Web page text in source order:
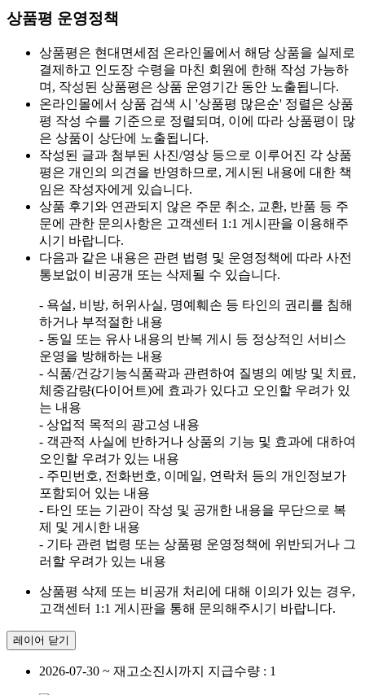
상품평 운영정책
상품평은 현대면세점 온라인몰에서 해당 상품을 실제로
결제하고 인도장 수령을 마친 회원에 한해 작성 가능하
며, 작성된 상품평은 상품 운영기간 동안 노출됩니다.
온라인몰에서 상품 검색 시 '상품평 많은순' 정렬은 상품
평 작성 수를 기준으로 정렬되며, 이에 따라 상품평이 많
은 상품이 상단에 노출됩니다.
작성된 글과 첨부된 사진/영상 등으로 이루어진 각 상품
평은 개인의 의견을 반영하므로, 게시된 내용에 대한 책
임은 작성자에게 있습니다.
상품 후기와 연관되지 않은 주문 취소, 교환, 반품 등 주
문에 관한 문의사항은 고객센터 1:1 게시판을 이용해주
시기 바랍니다.
다음과 같은 내용은 관련 법령 및 운영정책에 따라 사전
통보없이 비공개 또는 삭제될 수 있습니다.
- 욕설, 비방, 허위사실, 명예훼손 등 타인의 권리를 침해
하거나 부적절한 내용
- 동일 또는 유사 내용의 반복 게시 등 정상적인 서비스
운영을 방해하는 내용
- 식품/건강기능식품곽과 관련하여 질병의 예방 및 치료,
체중감량(다이어트)에 효과가 있다고 오인할 우려가 있
는 내용
- 상업적 목적의 광고성 내용
- 객관적 사실에 반하거나 상품의 기능 및 효과에 대하여
오인할 우려가 있는 내용
- 주민번호, 전화번호, 이메일, 연락처 등의 개인정보가
포함되어 있는 내용
- 타인 또는 기관이 작성 및 공개한 내용을 무단으로 복
제 및 게시한 내용
- 기타 관련 법령 또는 상품평 운영정책에 위반되거나 그
러할 우려가 있는 내용
상품평 삭제 또는 비공개 처리에 대해 이의가 있는 경우,
고객센터 1:1 게시판을 통해 문의해주시기 바랍니다.
레이어 닫기
2026-07-30 ~ 재고소진시까지 지급수량 : 1